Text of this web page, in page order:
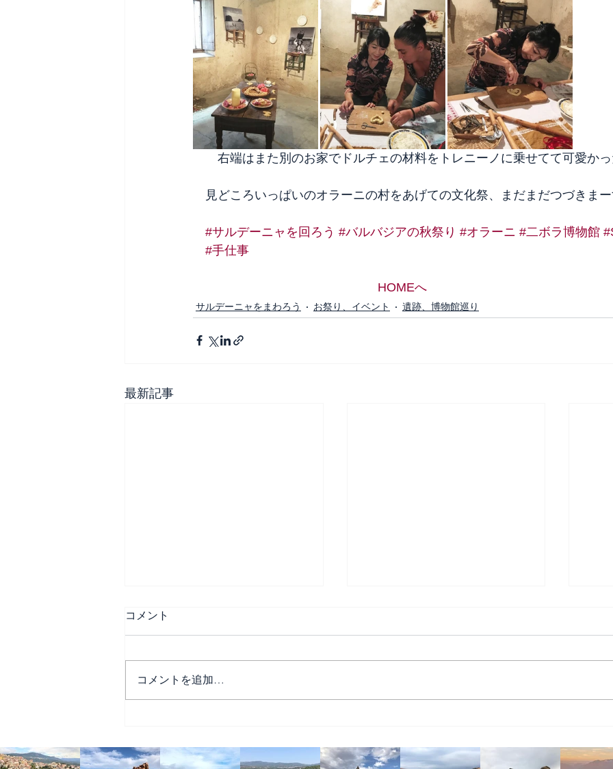
右端はまた別のお家でドルチェの材料をトレニーノに乗せてて可愛かっ
見どころいっぱいのオラーニの村をあげての文化祭、まだまだつづきま
#サルデーニャを回ろう #バルバジアの秋祭り #オラーニ #二ボラ博物館
#手仕事
HOMEへ
サルデーニャをまわろう お祭り、イベント 遺跡、博物館巡り
最新記事
諸聖人の日と死者の日
コメント
コメントを追加…